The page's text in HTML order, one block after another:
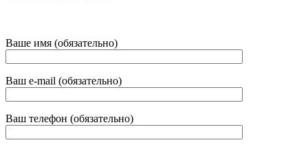
Ваше имя (обязательно)
Ваш e-mail (обязательно)
Ваш телефон (обязательно)